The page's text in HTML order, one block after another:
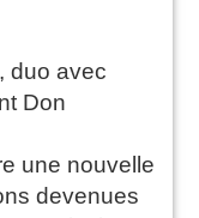
duo avec
Don
une nouvelle
devenues